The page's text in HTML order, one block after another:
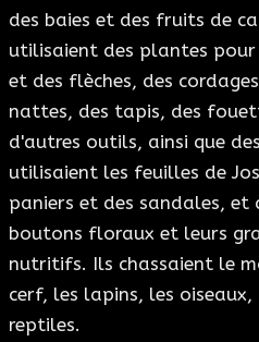
des baies et des fruits de
utilisaient des plantes pour
et des flèches, des
nattes, des tapis, des
d'autres outils, ainsi que
utilisaient les feuilles de
paniers et des sandales, et
boutons floraux et leurs
nutritifs. Ils chassaient le
cerf, les lapins, les
reptiles.